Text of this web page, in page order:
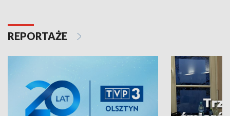
REPORTAŻE